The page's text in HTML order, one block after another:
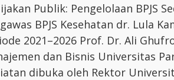
Publik: Pengelolaan BPJS
BPJS Kesehatan dr. Lula
2021–2026 Prof. Dr. Ali
dan Bisnis Universitas
dibuka oleh Rektor